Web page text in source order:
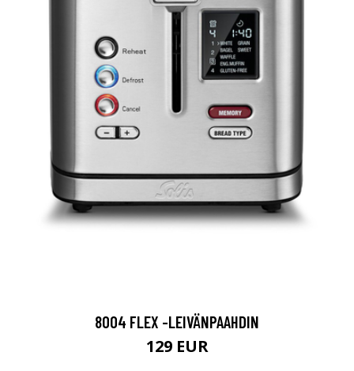
8004 FLEX -LEIVÄNPAAHDIN
129 EUR